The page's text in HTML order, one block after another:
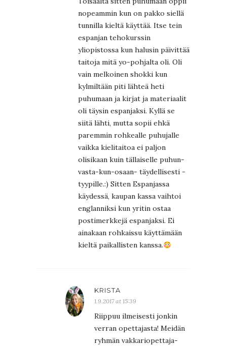
nopeammin kun on pakko siellä
tunnilla kieltä käyttää. Itse tein
espanjan tehokurssin
yliopistossa kun halusin päivittää
taitoja mitä yo-pohjalta oli. Oli
vain melkoinen shokki kun
kylmiltään piti lähteä heti
puhumaan ja kirjat ja materiaalit
oli täysin espanjaksi. Kyllä se
siitä lähti, mutta sopii ehkä
paremmin rohkealle puhujalle
vaikka kielitaitoa ei paljon
olisikaan kuin tällaiselle puhun-
vasta-kun-osaan- täydellisesti -
tyypille.:) Sitten Espanjassa
käydessä, kaupan kassa vaihtoi
englanniksi kun yritin ostaa
postimerkkejä espanjaksi. Ei
ainakaan rohkaissu käyttämään
kieltä paikallisten kanssa.
KRISTA
1.9.2017 at 15:39
Riippuu ilmeisesti jonkin
verran opettajasta! Meidän
ryhmän vakkariopettaja-